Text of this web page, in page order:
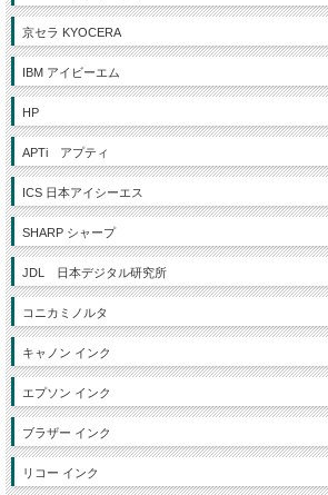
京セラ KYOCERA
IBM アイビーエム
HP
APTi アプティ
ICS 日本アイシーエス
SHARP シャープ
JDL 日本デジタル研究所
コニカミノルタ
キャノン インク
エプソン インク
ブラザー インク
リコー インク